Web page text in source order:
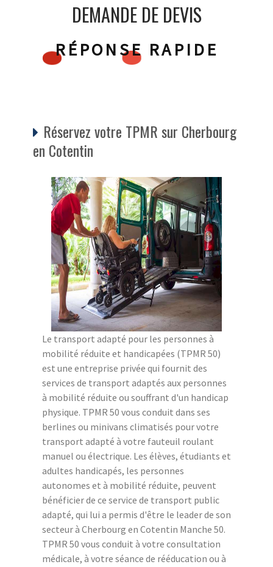
DEMANDE DE DEVIS
RÉPONSE RAPIDE
Réservez votre TPMR sur Cherbourg
en Cotentin
Le transport adapté pour les personnes à
mobilité réduite et handicapées (TPMR 50)
est une entreprise privée qui fournit des
services de transport adaptés aux personnes
à mobilité réduite ou souffrant d'un handicap
physique. TPMR 50 vous conduit dans ses
berlines ou minivans climatisés pour votre
transport adapté à votre fauteuil roulant
manuel ou électrique. Les élèves, étudiants et
adultes handicapés, les personnes
autonomes et à mobilité réduite, peuvent
bénéficier de ce service de transport public
adapté, qui lui a permis d'être le leader de son
secteur à Cherbourg en Cotentin Manche 50.
TPMR 50 vous conduit à votre consultation
médicale, à votre séance de rééducation ou à